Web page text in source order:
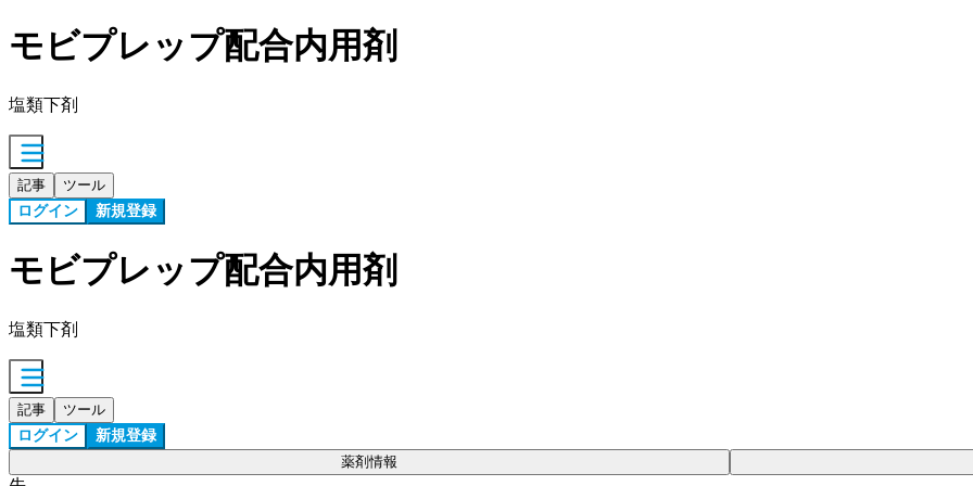
モビプレップ配合内用剤
塩類下剤
記事 ツール
ログイン 新規登録
モビプレップ配合内用剤
塩類下剤
記事 ツール
ログイン 新規登録
薬剤情報